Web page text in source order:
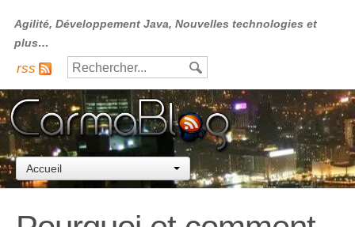
Agilité, Développement Java, Nouvelles technologies et
plus…
rss
Accueil